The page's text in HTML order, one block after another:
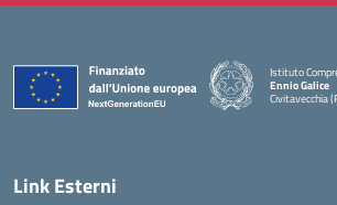
Istituto
Ennio Galice
Civitavecchia
Link Esterni